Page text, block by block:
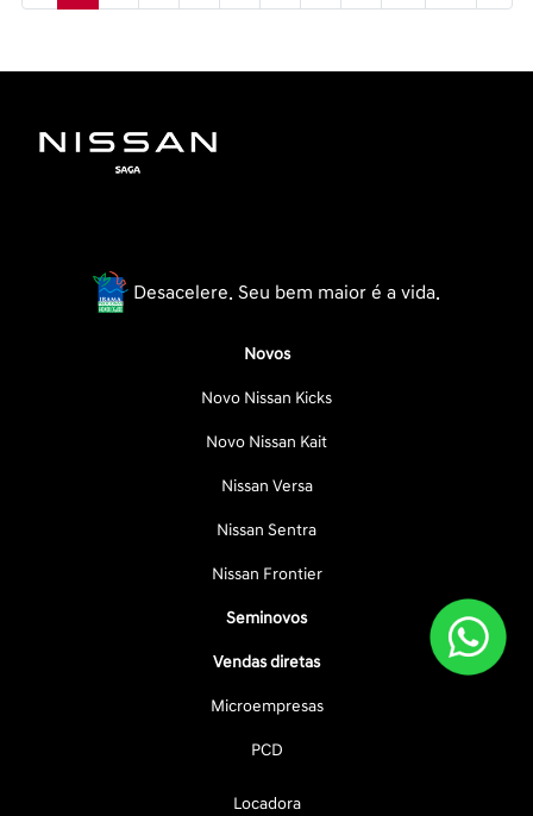
Desacelere. Seu bem maior é a vida.
Novos
Novo Nissan Kicks
Novo Nissan Kait
Nissan Versa
Nissan Sentra
Nissan Frontier
Seminovos
Vendas diretas
Microempresas
PCD
Locadora